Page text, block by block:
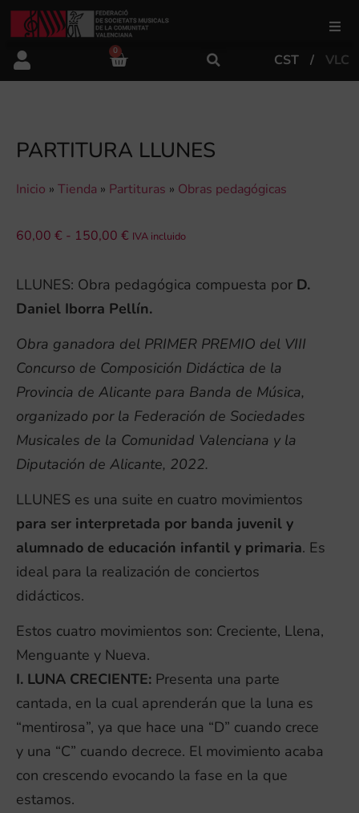
FSMCV
Área artística
Actualidad
Tienda
0
CST VLC
PARTITURA LLUNES
Inicio » Tienda » Partituras » Obras pedagógicas
60,00 € - 150,00 € IVA incluido
LLUNES: Obra pedagógica compuesta por D.
Daniel Iborra Pellín.
Obra ganadora del PRIMER PREMIO del VIII
Concurso de Composición Didáctica de la
Provincia de Alicante para Banda de Música,
organizado por la Federación de Sociedades
Musicales de la Comunidad Valenciana y la
Diputación de Alicante, 2022.
LLUNES es una suite en cuatro movimientos
para ser interpretada por banda juvenil y
alumnado de educación infantil y primaria. Es
ideal para la realización de conciertos
didácticos.
Estos cuatro movimientos son: Creciente, Llena,
Menguante y Nueva.
I. LUNA CRECIENTE: Presenta una parte
cantada, en la cual aprenderán que la luna es
“mentirosa”, ya que hace una “D” cuando crece
y una “C” cuando decrece. El movimiento acaba
con crescendo evocando la fase en la que
estamos.